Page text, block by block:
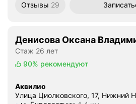
Отзывы 29
Денисова Оксана
Стаж 26 лет
90% рекомендуют
Аквилио
Улица Циолковского, 17, Нижний